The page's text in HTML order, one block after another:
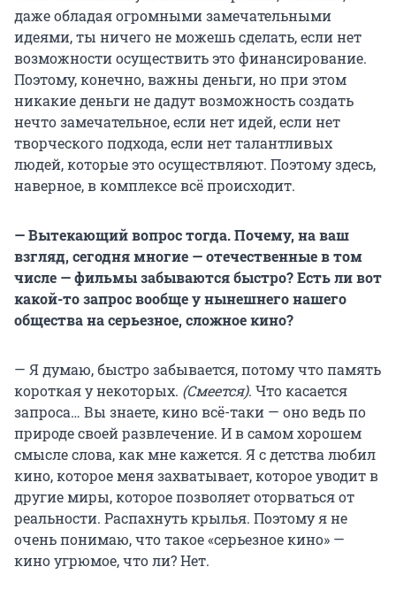
даже обладая огромными замечательными
идеями, ты ничего не можешь сделать, если нет
возможности осуществить это финансирование.
Поэтому, конечно, важны деньги, но при этом
никакие деньги не дадут возможность создать
нечто замечательное, если нет идей, если нет
творческого подхода, если нет талантливых
людей, которые это осуществляют. Поэтому здесь,
наверное, в комплексе всё происходит.
— Вытекающий вопрос тогда. Почему, на ваш
взгляд, сегодня многие — отечественные в том
числе — фильмы забываются быстро? Есть ли вот
какой-то запрос вообще у нынешнего нашего
общества на серьезное, сложное кино?
— Я думаю, быстро забывается, потому что память
короткая у некоторых. (Смеется). Что касается
запроса… Вы знаете, кино всё-таки — оно ведь по
природе своей развлечение. И в самом хорошем
смысле слова, как мне кажется. Я с детства любил
кино, которое меня захватывает, которое уводит в
другие миры, которое позволяет оторваться от
реальности. Распахнуть крылья. Поэтому я не
очень понимаю, что такое «серьезное кино» —
кино угрюмое, что ли? Нет.